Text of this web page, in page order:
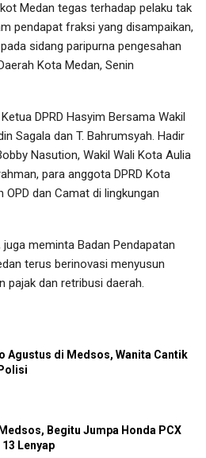
Medan tegas terhadap pelaku tak
pendapat fraksi yang disampaikan,
sidang paripurna pengesahan
Kota Medan, Senin
DPRD Hasyim Bersama Wakil
Sagala dan T. Bahrumsyah. Hadir
Nasution, Wakil Wali Kota Aulia
para anggota DPRD Kota
dan Camat di lingkungan
juga meminta Badan Pendapatan
terus berinovasi menyusun
pajak dan retribusi daerah.
Agustus di Medsos, Wanita Cantik
Begitu Jumpa Honda PCX
Lenyap